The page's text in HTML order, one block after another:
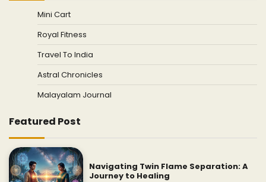
Mini Cart
Royal Fitness
Travel To India
Astral Chronicles
Malayalam Journal
Featured Post
Navigating Twin Flame Separation: A
Journey to Healing